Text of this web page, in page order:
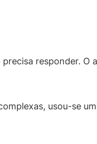
responder. O
usou-se